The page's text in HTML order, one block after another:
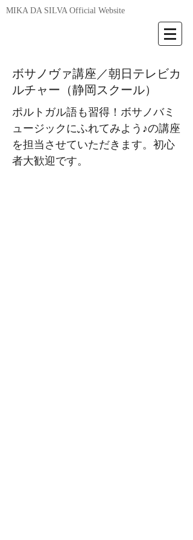
MIKA DA SILVA Official Website
ボサノヴァ講座／朝日テレビカ
ルチャー（静岡スクール）
ポルトガル語も習得！ボサノバミ
ュージックにふれてみよう♪の講座
を担当させていただきます。初心
者大歓迎です。